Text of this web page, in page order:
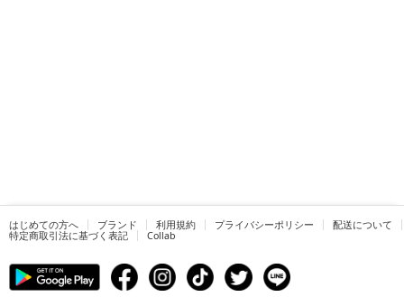
はじめての方へ ブランド 利用規約 プライバシーポリシー
配送について
特定商取引法に基づく表記
Collab